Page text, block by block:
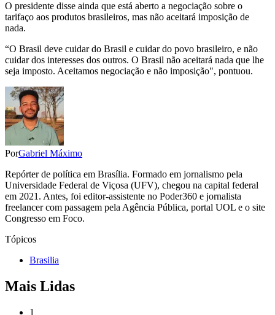
O presidente disse ainda que está aberto a negociação sobre o
tarifaço aos produtos brasileiros, mas não aceitará imposição de
nada.
“O Brasil deve cuidar do Brasil e cuidar do povo brasileiro, e não
cuidar dos interesses dos outros. O Brasil não aceitará nada que lhe
seja imposto. Aceitamos negociação e não imposição", pontuou.
PorGabriel Máximo
Repórter de política em Brasília. Formado em jornalismo pela
Universidade Federal de Viçosa (UFV), chegou na capital federal
em 2021. Antes, foi editor-assistente no Poder360 e jornalista
freelancer com passagem pela Agência Pública, portal UOL e o site
Congresso em Foco.
Tópicos
Brasilia
Mais Lidas
1